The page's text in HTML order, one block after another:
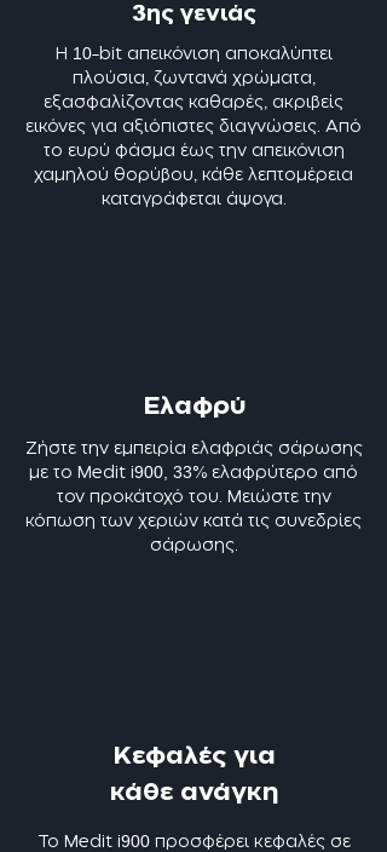
3ης γενιάς
Η 10-bit απεικόνιση αποκαλύπτει
πλούσια, ζωντανά χρώματα,
εξασφαλίζοντας καθαρές, ακριβείς
εικόνες για αξιόπιστες διαγνώσεις. Από
το ευρύ φάσμα έως την απεικόνιση
χαμηλού θορύβου, κάθε λεπτομέρεια
καταγράφεται άψογα.
Ελαφρύ
Ζήστε την εμπειρία ελαφριάς σάρωσης
με το Medit i900, 33% ελαφρύτερο από
τον προκάτοχό του. Μειώστε την
κόπωση των χεριών κατά τις συνεδρίες
σάρωσης.
Κεφαλές για
κάθε ανάγκη
Το Medit i900προσφέρει κεφαλές σε